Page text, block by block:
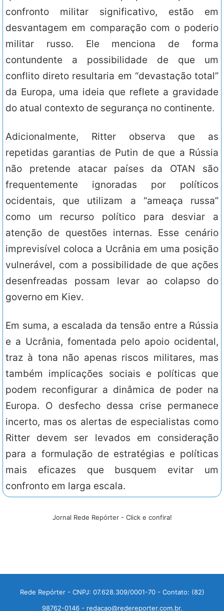
confronto militar significativo, estão em
desvantagem em comparação com o poderio
militar russo. Ele menciona de forma
contundente a possibilidade de que um
conflito direto resultaria em “devastação total”
da Europa, uma ideia que reflete a gravidade
do atual contexto de segurança no continente.
Adicionalmente, Ritter observa que as
repetidas garantias de Putin de que a Rússia
não pretende atacar países da OTAN são
frequentemente ignoradas por políticos
ocidentais, que utilizam a “ameaça russa”
como um recurso político para desviar a
atenção de questões internas. Esse cenário
imprevisível coloca a Ucrânia em uma posição
vulnerável, com a possibilidade de que ações
desenfreadas possam levar ao colapso do
governo em Kiev.
Em suma, a escalada da tensão entre a Rússia
e a Ucrânia, fomentada pelo apoio ocidental,
traz à tona não apenas riscos militares, mas
também implicações sociais e políticas que
podem reconfigurar a dinâmica de poder na
Europa. O desfecho dessa crise permanece
incerto, mas os alertas de especialistas como
Ritter devem ser levados em consideração
para a formulação de estratégias e políticas
mais eficazes que busquem evitar um
confronto em larga escala.
Jornal Rede Repórter - Click e confira!
Rede Repórter - CNPJ: 07.628.309/0001-70 - Contato: (82)
98762-0146 - redacao@redereporter.com.br.